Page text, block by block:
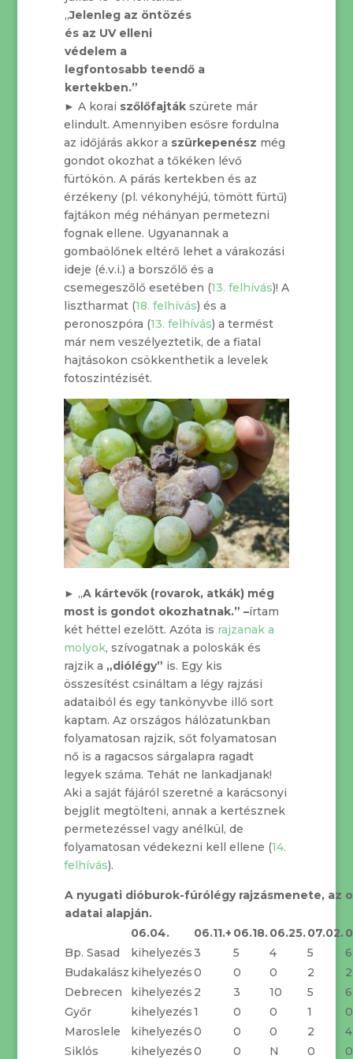
„Jelenleg az öntözés
és az UV elleni
védelem a
legfontosabb teendő a
kertekben.”
► A korai szőlőfajtákszürete már
elindult. Amennyiben esősre fordulna
az időjárás akkor a szürkepenész még
gondot okozhat a tőkéken lévő
fürtökön. A párás kertekben és az
érzékeny (pl. vékonyhéjú, tömött fürtű)
fajtákon még néhányan permetezni
fognak ellene. Ugyanannak a
gombaölőnek eltérő lehet a várakozási
ideje (é.v.i.) a borszőlő és a
csemegeszőlő esetében (13. felhívás)! A
lisztharmat (18. felhívás) és a
peronoszpóra (13. felhívás) a termést
már nem veszélyeztetik, de a fiatal
hajtásokon csökkenthetik a levelek
fotoszintézisét.
► „A kártevők (rovarok, atkák) még
most is gondot okozhatnak.” –írtam
két héttel ezelőtt. Azóta is rajzanak a
molyok, szívogatnak a poloskák és
rajzik a „diólégy” is. Egy kis
összesítést csináltam a légy rajzási
adataiból és egy tankönyvbe illő sort
kaptam. Az országos hálózatunkban
folyamatosan rajzik, sőt folyamatosan
nő is a ragacsos sárgalapra ragadt
legyek száma. Tehát ne lankadjanak!
Aki a saját fájáról szeretné a karácsonyi
bejglit megtölteni, annak a kertésznek
permetezéssel vagy anélkül, de
folyamatosan védekezni kell ellene (14.
felhívás).
A nyugati dióburok-fúrólégy rajzásmenete, az
adatai alapján.
06.04.
06.11.+ 06.18.06.25.07.02.
Bp. Sasad
kihelyezés3 5 4 5
6
Budakalász kihelyezés0 0 0 2
2
Debrecen
kihelyezés 2 3 10 5
6
Győr
kihelyezés1 0 0 1
0
Maroslele
kihelyezés0 0 0 2
4
Siklós
kihelyezés0 0 N 0 0